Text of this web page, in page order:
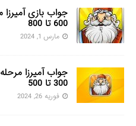
600 تا 800
مارس 1, 2024
300 تا 500
فوریه 26, 2024